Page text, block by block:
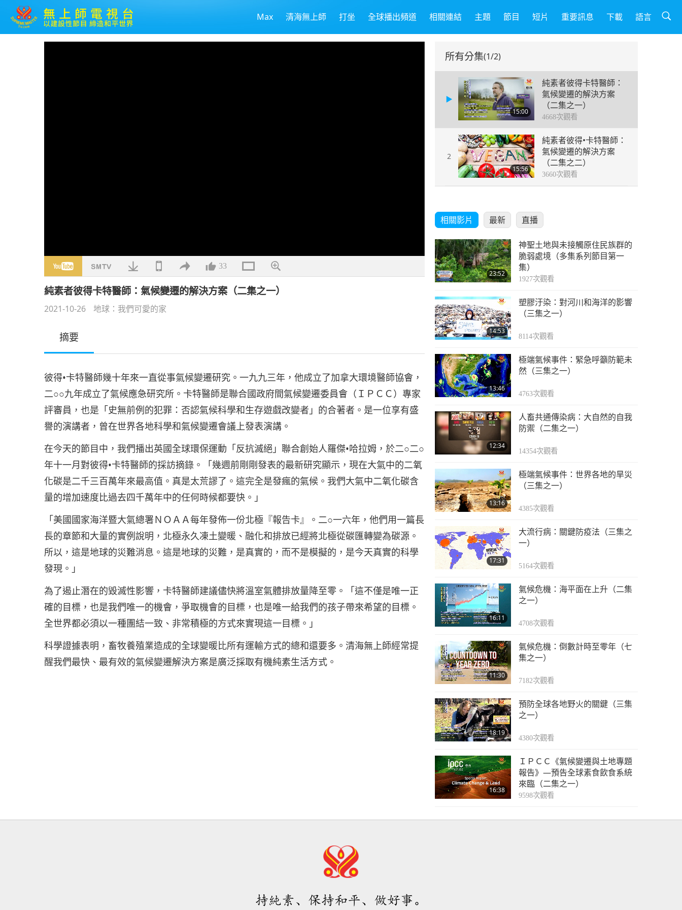
Max 清海無上師 打坐 全球播出頻道 相關連結 主題 節目 短片 重要訊息 下載 語言
33
純素者彼得卡特醫師：氣候變遷的解決方案（二集之一）
2021-10-26 地球：我們可愛的家
摘要
彼得•卡特醫師幾十年來一直從事氣候變遷研究。一九九三年，他成立了加拿大環境醫師協會，
二○○九年成立了氣候應急研究所。卡特醫師是聯合國政府間氣候變遷委員會（ＩＰＣＣ）專家
評審員，也是「史無前例的犯罪：否認氣候科學和生存遊戲改變者」的合著者。是一位享有盛
譽的演講者，曾在世界各地科學和氣候變遷會議上發表演講。
在今天的節目中，我們播出英國全球環保運動「反抗滅絕」聯合創始人羅傑•哈拉姆，於二○二○
年十一月對彼得•卡特醫師的採訪摘錄。「幾週前剛剛發表的最新研究顯示，現在大氣中的二氧
化碳是二千三百萬年來最高值。真是太荒謬了。這完全是發瘋的氣候。我們大氣中二氧化碳含
量的增加速度比過去四千萬年中的任何時候都要快。」
「美國國家海洋暨大氣總署ＮＯＡＡ每年發佈一份北極『報告卡』。二○一六年，他們用一篇長
長的章節和大量的實例說明，北極永久凍土變暖、融化和排放已經將北極從碳匯轉變為碳源。
所以，這是地球的災難消息。這是地球的災難，是真實的，而不是模擬的，是今天真實的科學
發現。」
為了遏止潛在的毀滅性影響，卡特醫師建議儘快將溫室氣體排放量降至零。「這不僅是唯一正
確的目標，也是我們唯一的機會，爭取機會的目標，也是唯一給我們的孩子帶來希望的目標。
全世界都必須以一種團結一致、非常積極的方式來實現這一目標。」
科學證據表明，畜牧養殖業造成的全球變暖比所有運輸方式的總和還要多。清海無上師經常提
醒我們最快、最有效的氣候變遷解決方案是廣泛採取有機純素生活方式。
所有分集(1/2)
15:00
純素者彼得卡特醫師：
氣候變遷的解決方案
（二集之一）
4668次觀看
2
15:56
純素者彼得•卡特醫師：
氣候變遷的解決方案
（二集之二）
3660次觀看
相關影片 最新 直播
23:52
神聖土地與未接觸原住民族群的
脆弱處境（多集系列節目第一
集）
1927次觀看
14:53
塑膠汙染：對河川和海洋的影響
（三集之一）
8114次觀看
13:46
極端氣候事件：緊急呼籲防範未
然（三集之一）
4763次觀看
12:34
人畜共通傳染病：大自然的自我
防禦（二集之一）
14354次觀看
13:16
極端氣候事件：世界各地的旱災
（三集之一）
4385次觀看
17:31
大流行病：關鍵防疫法（三集之
一）
5164次觀看
16:11
氣候危機：海平面在上升（二集
之一）
4708次觀看
11:30
氣候危機：倒數計時至零年（七
集之一）
7182次觀看
18:19
預防全球各地野火的關鍵（三集
之一）
4380次觀看
16:38
ＩＰＣＣ《氣候變遷與土地專題
報告》—預告全球素食飲食系統
來臨（二集之一）
9598次觀看
持純素、保持和平、做好事。